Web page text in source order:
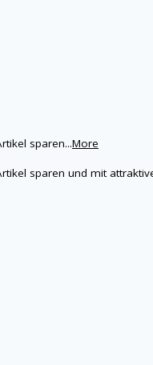
sparen...More
sparen und mit